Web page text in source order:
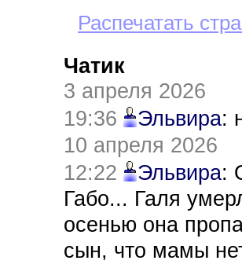
Распечатать
Чатик
3 апреля 2026
19:36
Эльвира:
10 апреля 2026
12:22
Эльвира:
Габо... Галя
осенью она
сын, что мамы